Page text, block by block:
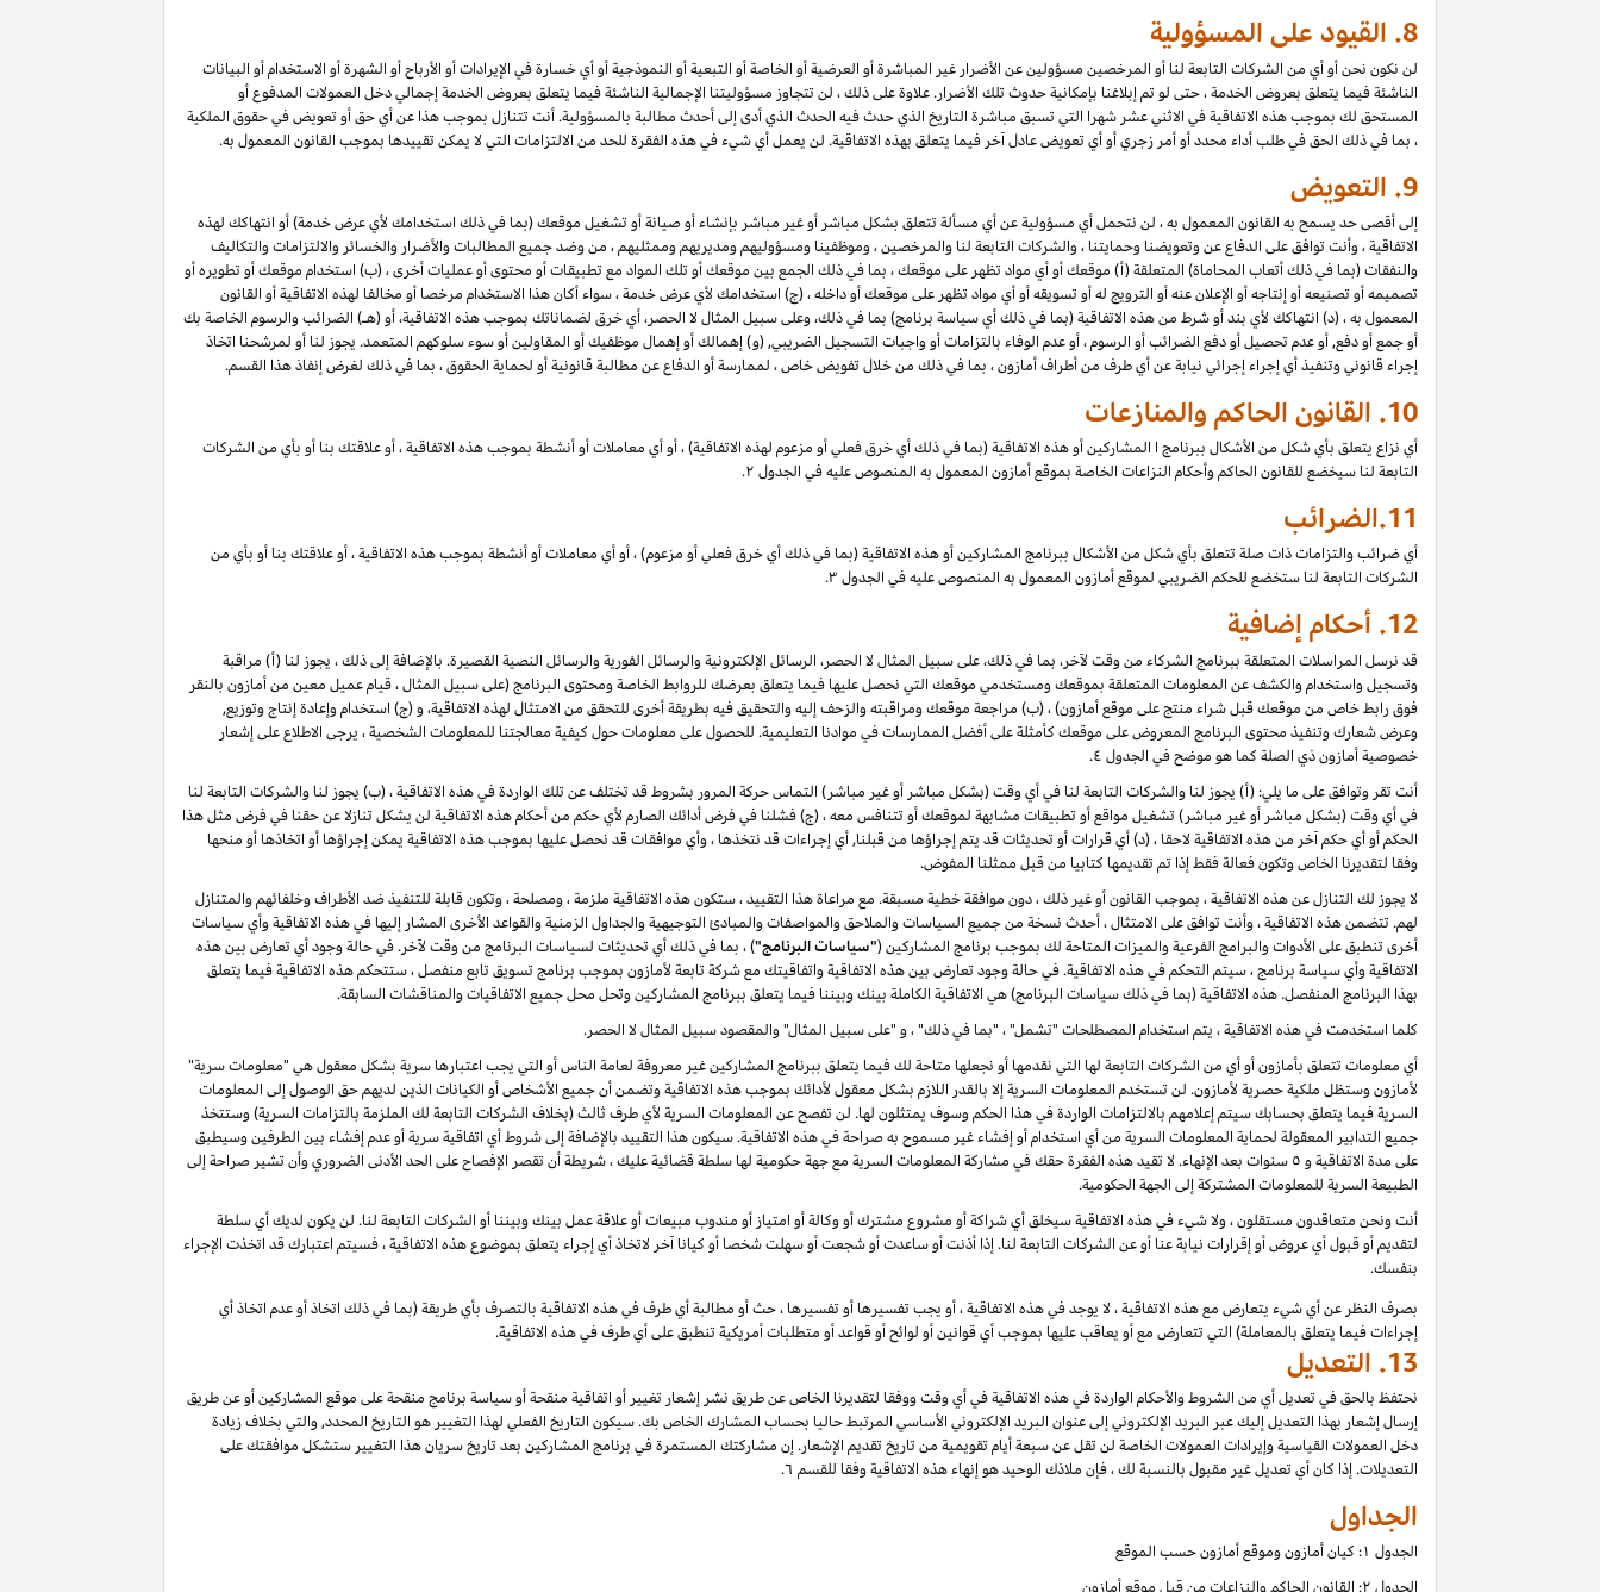
8. القيود على المسؤولية
لن نكون نحن أو أي من الشركات التابعة لنا أو المرخصين مسؤولين عن الأضرار غير المباشرة أو العرضية أو الخاصة أو التبعية أو النموذجية أو أي خسارة في الإيرادات أو الأرباح أو الشهرة أو الاستخدام أو البيانات
الناشئة فيما يتعلق بعروض الخدمة ، حتى لو تم إبلاغنا بإمكانية حدوث تلك الأضرار. علاوة على ذلك ، لن تتجاوز مسؤوليتنا الإجمالية الناشئة فيما يتعلق بعروض الخدمة إجمالي دخل العمولات المدفوع أو
المستحق لك بموجب هذه الاتفاقية في الاثني عشر شهرا التي تسبق مباشرة التاريخ الذي حدث فيه الحدث الذي أدى إلى أحدث مطالبة بالمسؤولية. أنت تتنازل بموجب هذا عن أي حق أو تعويض في حقوق الملكية
، بما في ذلك الحق في طلب أداء محدد أو أمر زجري أو أي تعويض عادل آخر فيما يتعلق بهذه الاتفاقية. لن يعمل أي شيء في هذه الفقرة للحد من الالتزامات التي لا يمكن تقييدها بموجب القانون المعمول به.
9. التعويض
إلى أقصى حد يسمح به القانون المعمول به ، لن نتحمل أي مسؤولية عن أي مسألة تتعلق بشكل مباشر أو غير مباشر بإنشاء أو صيانة أو تشغيل موقعك (بما في ذلك استخدامك لأي عرض خدمة) أو انتهاكك لهذه
الاتفاقية ، وأنت توافق على الدفاع عن وتعويضنا وحمايتنا ، والشركات التابعة لنا والمرخصين ، وموظفينا ومسؤوليهم ومديريهم وممثليهم ، من وضد جميع المطالبات والأضرار والخسائر والالتزامات والتكاليف
والنفقات (بما في ذلك أتعاب المحاماة) المتعلقة (أ) موقعك أو أي مواد تظهر على موقعك ، بما في ذلك الجمع بين موقعك أو تلك المواد مع تطبيقات أو محتوى أو عمليات أخرى ، (ب) استخدام موقعك أو تطويره أو
تصميمه أو تصنيعه أو إنتاجه أو الإعلان عنه أو الترويج له أو تسويقه أو أي مواد تظهر على موقعك أو داخله ، (ج) استخدامك لأي عرض خدمة ، سواء أكان هذا الاستخدام مرخصا أو مخالفا لهذه الاتفاقية أو القانون
المعمول به ، (د) انتهاكك لأي بند أو شرط من هذه الاتفاقية (بما في ذلك أي سياسة برنامج) بما في ذلك، وعلى سبيل المثال لا الحصر، أي خرق لضماناتك بموجب هذه الاتفاقية، أو (هـ) الضرائب والرسوم الخاصة بك
أو جمع أو دفع, أو عدم تحصيل أو دفع الضرائب أو الرسوم ، أو عدم الوفاء بالتزامات أو واجبات التسجيل الضريبي, (و) إهمالك أو إهمال موظفيك أو المقاولين أو سوء سلوكهم المتعمد. يجوز لنا أو لمرشحنا اتخاذ
إجراء قانوني وتنفيذ أي إجراء إجرائي نيابة عن أي طرف من أطراف أمازون ، بما في ذلك من خلال تفويض خاص ، لممارسة أو الدفاع عن مطالبة قانونية أو لحماية الحقوق ، بما في ذلك لغرض إنفاذ هذا القسم.
10. القانون الحاكم والمنازعات
أي نزاع يتعلق بأي شكل من الأشكال ببرنامج ا المشاركين أو هذه الاتفاقية (بما في ذلك أي خرق فعلي أو مزعوم لهذه الاتفاقية) ، أو أي معاملات أو أنشطة بموجب هذه الاتفاقية ، أو علاقتك بنا أو بأي من الشركات
التابعة لنا سيخضع للقانون الحاكم وأحكام النزاعات الخاصة بموقع أمازون المعمول به المنصوص عليه في الجدول ۲.
11. الضرائب
أي ضرائب والتزامات ذات صلة تتعلق بأي شكل من الأشكال ببرنامج المشاركينأو هذه الاتفاقية (بما في ذلك أي خرق فعلي أو مزعوم) ، أو أي معاملات أو أنشطة بموجب هذه الاتفاقية ، أو علاقتك بنا أو بأي من
الشركات التابعة لنا ستخضع للحكم الضريبي لموقع أمازون المعمول به المنصوص عليه في الجدول ۳.
12. أحكام إضافية
قد نرسل المراسلات المتعلقة ببرنامج الشركاء من وقت لآخر، بما في ذلك، على سبيل المثال لا الحصر، الرسائل الإلكترونية والرسائل الفورية والرسائل النصية القصيرة. بالإضافة إلى ذلك ، يجوز لنا (أ) مراقبة
وتسجيل واستخدام والكشف عن المعلومات المتعلقة بموقعك ومستخدمي موقعك التي نحصل عليها فيما يتعلق بعرضك للروابط الخاصة ومحتوى البرنامج (على سبيل المثال ، قيام عميل معين من أمازون بالنقر
فوق رابط خاص من موقعك قبل شراء منتج على موقع أمازون) ، (ب) مراجعة موقعك ومراقبته والزحف إليه والتحقيق فيه بطريقة أخرى للتحقق من الامتثال لهذه الاتفاقية، و (ج) استخدام وإعادة إنتاج وتوزيع,
وعرض شعارك وتنفيذ محتوى البرنامج المعروض على موقعك كأمثلة على أفضل الممارسات في موادنا التعليمية. للحصول على معلومات حول كيفية معالجتنا للمعلومات الشخصية ، يرجى الاطلاع على إشعار
خصوصية أمازون ذي الصلة كما هو موضح في الجدول ٤.
أنت تقر وتوافق على ما يلي: (أ) يجوز لنا والشركات التابعة لنا في أي وقت (بشكل مباشر أو غير مباشر) التماس حركة المرور بشروط قد تختلف عن تلك الواردة في هذه الاتفاقية ، (ب) يجوز لنا والشركات التابعة لنا
في أي وقت (بشكل مباشر أو غير مباشر) تشغيل مواقع أو تطبيقات مشابهة لموقعك أو تتنافس معه ، (ج) فشلنا في فرض أدائك الصارم لأي حكم من أحكام هذه الاتفاقية لن يشكل تنازلا عن حقنا في فرض مثل هذا
الحكم أو أي حكم آخر من هذه الاتفاقية لاحقا ، (د) أي قرارات أو تحديثات قد يتم إجراؤها من قبلنا, أي إجراءات قد نتخذها ، وأي موافقات قد نحصل عليها بموجب هذه الاتفاقية يمكن إجراؤها أو اتخاذها أو منحها
وفقا لتقديرنا الخاص وتكون فعالة فقط إذا تم تقديمها كتابيا من قبل ممثلنا المفوض.
لا يجوز لك التنازل عن هذه الاتفاقية ، بموجب القانون أو غير ذلك ، دون موافقة خطية مسبقة. مع مراعاة هذا التقييد ، ستكون هذه الاتفاقية ملزمة ، ومصلحة ، وتكون قابلة للتنفيذ ضد الأطراف وخلفائهم والمتنازل
لهم. تتضمن هذه الاتفاقية ، وأنت توافق على الامتثال ، أحدث نسخة من جميع السياسات والملاحق والمواصفات والمبادئ التوجيهية والجداول الزمنية والقواعد الأخرى المشار إليها في هذه الاتفاقية وأي سياسات
أخرى تنطبق على الأدوات والبرامج الفرعية والميزات المتاحة لك بموجب برنامج المشاركين ("سياسات البرنامج") ، بما في ذلك أي تحديثات لسياسات البرنامج من وقت لآخر. في حالة وجود أي تعارض بين هذه
الاتفاقية وأي سياسة برنامج ، سيتم التحكم في هذه الاتفاقية. في حالة وجود تعارض بين هذه الاتفاقية واتفاقيتك مع شركة تابعة لأمازون بموجب برنامج تسويق تابع منفصل ، ستتحكم هذه الاتفاقية فيما يتعلق
بهذا البرنامج المنفصل. هذه الاتفاقية (بما في ذلك سياسات البرنامج) هي الاتفاقية الكاملة بينك وبيننا فيما يتعلق ببرنامج المشاركين وتحل محل جميع الاتفاقيات والمناقشات السابقة.
كلما استخدمت في هذه الاتفاقية ، يتم استخدام المصطلحات "تشمل" ، "بما في ذلك" ، و "على سبيل المثال" والمقصود سبيل المثال لا الحصر.
أي معلومات تتعلق بأمازون أو أي من الشركات التابعة لها التي نقدمها أو نجعلها متاحة لك فيما يتعلق ببرنامج المشاركين غير معروفة لعامة الناس أو التي يجب اعتبارها سرية بشكل معقول هي "معلومات سرية"
لأمازون وستظل ملكية حصرية لأمازون. لن تستخدم المعلومات السرية إلا بالقدر اللازم بشكل معقول لأدائك بموجب هذه الاتفاقية وتضمن أن جميع الأشخاص أو الكيانات الذين لديهم حق الوصول إلى المعلومات
السرية فيما يتعلق بحسابك سيتم إعلامهم بالالتزامات الواردة في هذا الحكم وسوف يمتثلون لها. لن تفصح عن المعلومات السرية لأي طرف ثالث (بخلاف الشركات التابعة لك الملزمة بالتزامات السرية) وستتخذ
جميع التدابير المعقولة لحماية المعلومات السرية من أي استخدام أو إفشاء غير مسموح به صراحة في هذه الاتفاقية. سيكون هذا التقييد بالإضافة إلى شروط أي اتفاقية سرية أو عدم إفشاء بين الطرفين وسيطبق
على مدة الاتفاقية و ٥ سنوات بعد الإنهاء. لا تقيد هذه الفقرة حقك في مشاركة المعلومات السرية مع جهة حكومية لها سلطة قضائية عليك ، شريطة أن تقصر الإفصاح على الحد الأدنى الضروري وأن تشير صراحة إلى
الطبيعة السرية للمعلومات المشتركة إلى الجهة الحكومية.
أنت ونحن متعاقدون مستقلون ، ولا شيء في هذه الاتفاقية سيخلق أي شراكة أو مشروع مشترك أو وكالة أو امتياز أو مندوب مبيعات أو علاقة عمل بينك وبيننا أو الشركات التابعة لنا. لن يكون لديك أي سلطة
لتقديم أو قبول أي عروض أو إقرارات نيابة عنا أو عن الشركات التابعة لنا. إذا أذنت أو ساعدت أو شجعت أو سهلت شخصا أو كيانا آخر لاتخاذ أي إجراء يتعلق بموضوع هذه الاتفاقية ، فسيتم اعتبارك قد اتخذت الإجراء
بنفسك.
بصرف النظر عن أي شيء يتعارض مع هذه الاتفاقية ، لا يوجد في هذه الاتفاقية ، أو يجب تفسيرها أو تفسيرها ، حث أو مطالبة أي طرف في هذه الاتفاقية بالتصرف بأي طريقة (بما في ذلك اتخاذ أو عدم اتخاذ أي
إجراءات فيما يتعلق بالمعاملة) التي تتعارض مع أو يعاقب عليها بموجب أي قوانين أو لوائح أو قواعد أو متطلبات أمريكية تنطبق على أي طرف في هذه الاتفاقية.
13. التعديل
نحتفظ بالحق في تعديل أي من الشروط والأحكام الواردة في هذه الاتفاقية في أي وقت ووفقا لتقديرنا الخاص عن طريق نشر إشعار تغيير أو اتفاقية منقحة أو سياسة برنامج منقحة على موقع المشاركين أو عن طريق
إرسال إشعار بهذا التعديل إليك عبر البريد الإلكتروني إلى عنوان البريد الإلكتروني الأساسي المرتبط حاليا بحساب المشارك الخاص بك. سيكون التاريخ الفعلي لهذا التغيير هو التاريخ المحدد, والتي بخلاف زيادة
دخل العمولات القياسية وإيرادات العمولات الخاصة لن تقل عن سبعة أيام تقويمية من تاريخ تقديم الإشعار. إن مشاركتك المستمرة في برنامج المشاركين بعد تاريخ سريان هذا التغيير ستشكل موافقتك على
التعديلات. إذا كان أي تعديل غير مقبول بالنسبة لك ، فإن ملاذك الوحيد هو إنهاء هذه الاتفاقية وفقا للقسم ٦.
الجداول
الجدول ۱: كيان أمازون وموقع أمازون حسب الموقع
الجدول ۲: القانون الحاكم والنزاعات من قبل موقع أمازون